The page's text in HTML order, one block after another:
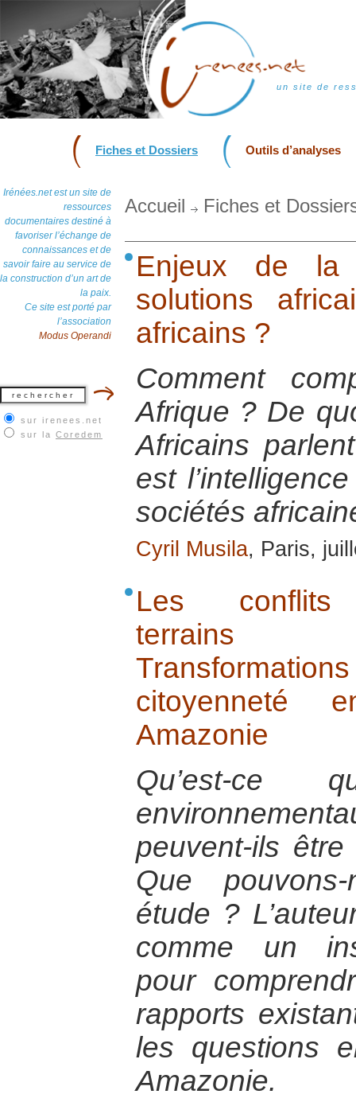
un site de
Fiches et Dossiers Outils d’analyses
Irénées.net est un site de
ressources
documentaires destiné à
favoriser l’échange de
connaissances et de
savoir faire au service de
la construction d’un art de
la paix.
Ce site est porté par
l’association
Modus Operandi
sur irenees.net
sur la Coredem
Accueil Fiches et
Enjeux de
solutions
africains ?
Comment
Afrique ? De
Africains
est
sociétés
Cyril Musila, Paris,
Les conflits
terrains
citoyenneté
Amazonie
Qu’est-ce
peuvent-ils
Que
étude ?
comme un
pour
rapports
les questions
Amazonie.